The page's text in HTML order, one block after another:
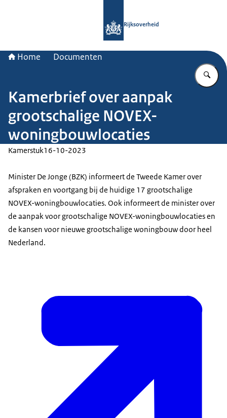
Rijksoverheid
Home Documenten
Kamerbrief over aanpak
grootschalige NOVEX-
woningbouwlocaties
Kamerstuk16-10-2023
Minister De Jonge (BZK) informeert de Tweede Kamer over
afspraken en voortgang bij de huidige 17 grootschalige
NOVEX-woningbouwlocaties. Ook informeert de minister over
de aanpak voor grootschalige NOVEX-woningbouwlocaties en
de kansen voor nieuwe grootschalige woningbouw door heel
Nederland.